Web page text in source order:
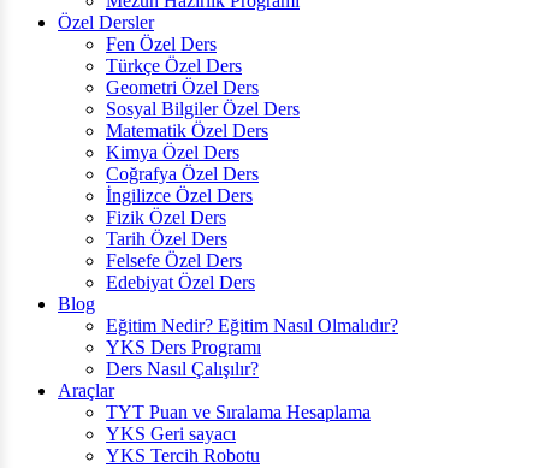
Özel Dersler
Fen Özel Ders
Türkçe Özel Ders
Geometri Özel Ders
Sosyal Bilgiler Özel Ders
Matematik Özel Ders
Kimya Özel Ders
Coğrafya Özel Ders
İngilizce Özel Ders
Fizik Özel Ders
Tarih Özel Ders
Felsefe Özel Ders
Edebiyat Özel Ders
Blog
Eğitim Nedir? Eğitim Nasıl Olmalıdır?
YKS Ders Programı
Ders Nasıl Çalışılır?
Araçlar
TYT Puan ve Sıralama Hesaplama
YKS Geri sayacı
YKS Tercih Robotu